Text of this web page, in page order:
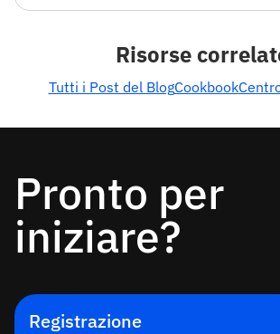
Risorse
Tutti i Post del BlogCookbook
Pronto per
iniziare?
Registrazione